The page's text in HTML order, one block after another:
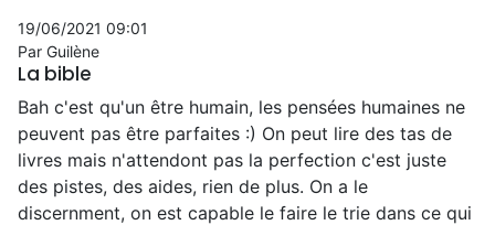
19/06/2021 09:01
Par Guilène
La bible
Bah c'est qu'un être humain, les pensées humaines ne
peuvent pas être parfaites :) On peut lire des tas de
livres mais n'attendont pas la perfection c'est juste
des pistes, des aides, rien de plus. On a le
discernment, on est capable le faire le trie dans ce qui